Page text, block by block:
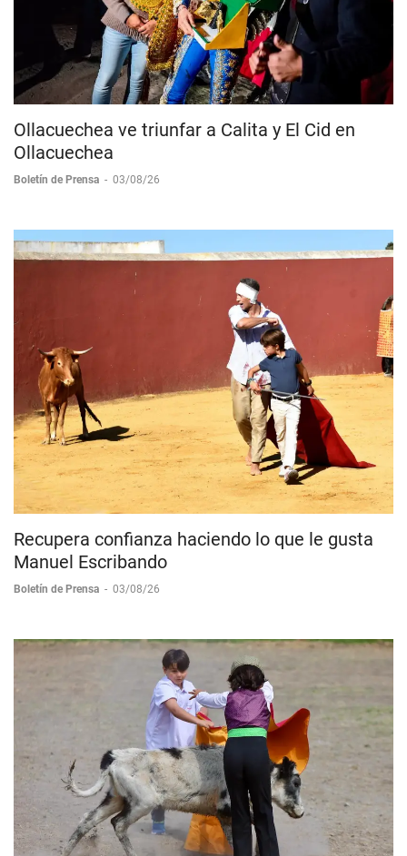
Ollacuechea ve triunfar a Calita y El Cid en
Ollacuechea
Boletín de Prensa - 03/08/26
Recupera confianza haciendo lo que le gusta
Manuel Escribando
Boletín de Prensa - 03/08/26